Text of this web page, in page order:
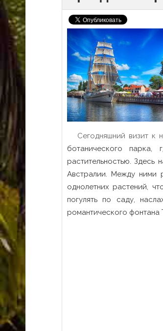
Сегодняшний визит к
ботанического
растительностью.
Австралии. Между ними
однолетних растений,
погулять по саду,
романтического фонтана